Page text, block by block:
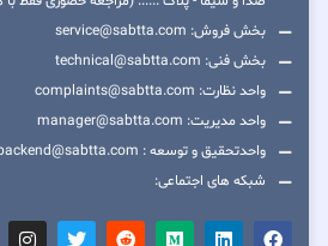
بخش فروش: service@sabtta.com
بخش فنی: technical@sabtta.com
واحد نظارت: complaints@sabtta.com
واحد مدیریت: manager@sabtta.com
واحدتحقیق و توسعه : backend@sabtta.com
شبکه های اجتماعی: